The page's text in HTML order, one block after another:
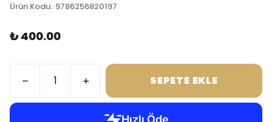
Ürün Kodu: 9786256820197
₺ 400.00
SEPETE EKLE